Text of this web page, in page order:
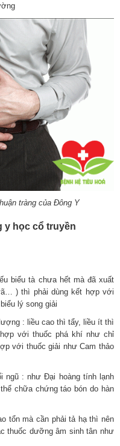
tràng của Đông Y
y học cổ truyền
biểu tà chưa hết mà đã xuất
) thì phải dùng kết hợp với
lý song giải
: liều cao thì tẩy, liều ít thì
với thuốc phá khí như chỉ
với thuốc giải như Cam thảo
ngũ : như Đại hoàng tính lạnh
chữa chứng táo bón do hàn
tổn mà cần phải tả hạ thì nên
thuốc dưỡng âm sinh tân như